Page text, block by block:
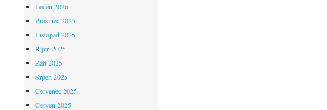
Leden 2026
Prosinec 2025
Listopad 2025
Říjen 2025
Září 2025
Srpen 2025
Červenec 2025
Červen 2025